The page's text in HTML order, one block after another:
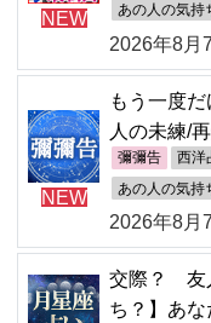
NEW あの人の気持
2026年8月
NEW
もう一度
人の未練/
彌彌告 西洋
あの人の気持
2026年8月
交際？ 友
ち？】あ